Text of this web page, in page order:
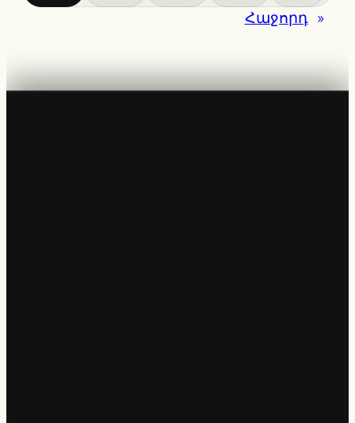
Հաջորդ »